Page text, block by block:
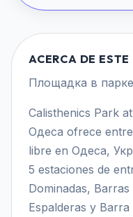
ACERCA DE ESTE
Площадка в парке
Calisthenics Park
Одеса ofrece
libre en Одеса,
5 estaciones de
Dominadas,
Espalderas y